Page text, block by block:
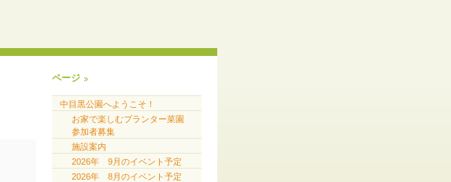
ページ
中目黒公園へようこそ！
お家で楽しむプランター菜園
参加者募集
施設案内
2026年 9月のイベント予定
2026年 8月のイベント予定